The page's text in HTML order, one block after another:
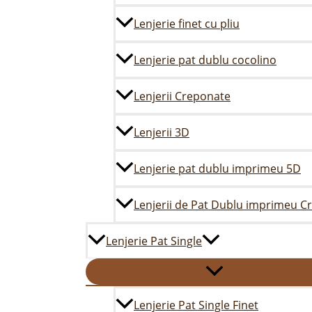
Lenjerie finet cu pliu
Lenjerie pat dublu cocolino
Lenjerii Creponate
Lenjerii 3D
Lenjerie pat dublu imprimeu 5D
Lenjerii de Pat Dublu imprimeu
Lenjerie Pat Single
Lenjerie Pat Single Finet